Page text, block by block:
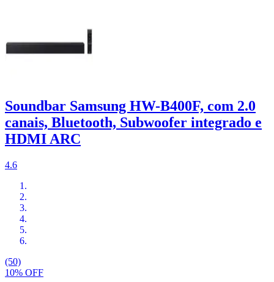
Soundbar Samsung HW-B400F, com 2.0
canais, Bluetooth, Subwoofer integrado e
HDMI ARC
4.6
(50)
10% OFF